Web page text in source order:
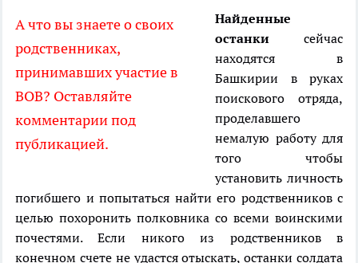
А что вы знаете о своих
родственниках,
принимавших участие в
ВОВ? Оставляйте
комментарии под
публикацией.
Найденные
останки сейчас
находятся в
Башкирии в руках
поискового отряда,
проделавшего
немалую работу для
того чтобы
установить личность
погибшего и попытаться найти его родственников с
целью похоронить полковника со всеми воинскими
почестями. Если никого из родственников в
конечном счете не удастся отыскать, останки солдата